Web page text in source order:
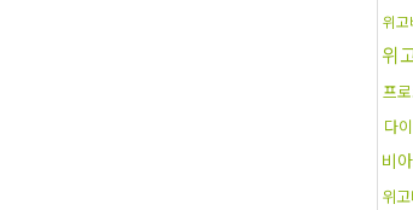
위고
위
프
다
비
위